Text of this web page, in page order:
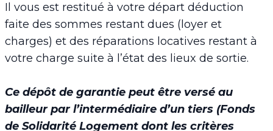
Il vous est restitué à votre départ déduction
faite des sommes restant dues (loyer et
charges) et des réparations locatives restant à
votre charge suite à l’état des lieux de sortie.
Ce dépôt de garantie peut être versé au
bailleur par l’intermédiaire d’un tiers (Fonds
de Solidarité Logement dont les critères